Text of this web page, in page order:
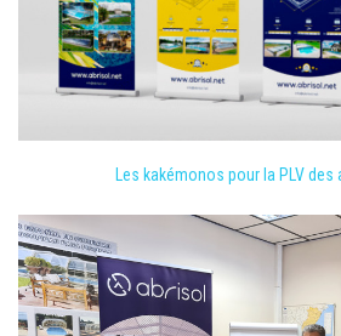
Les kakémonos pour la PLV des